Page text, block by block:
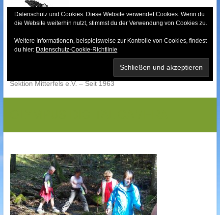
content
Bayerischer Wald-
Sektion Mitterfels e.V. – Seit 1963
Datenschutz und Cookies: Diese Website verwendet Cookies. Wenn du
die Website weiterhin nutzt, stimmst du der Verwendung von Cookies zu.
Weitere Informationen, beispielsweise zur Kontrolle von Cookies, findest
du hier: Datenschutz-Cookie-Richtlinie